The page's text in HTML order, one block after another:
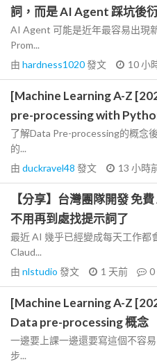
詞，而是 AI Agent 踩坑後
AI Agent 可能是近年最容易出現
Prom...
由 hardness1020發文 10 小
[Machine Learning A-Z
pre-processing with
了解Data Pre-processing的概念
的...
由 duckravel48 發文 13 小時
【分享】台灣團隊開發 免
不用再到處找提示詞了
最近 AI 幾乎已經變成每天工作都
Claud...
由 nlstudio 發文 1 天前 0
[Machine Learning A-Z
Data pre-processing 概念
一邊要上課一邊還要寫這個不容
步...